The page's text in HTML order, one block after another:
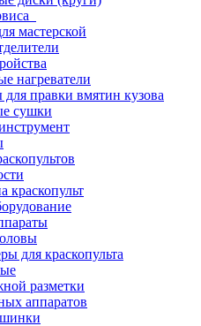
мастерской
нагреватели
правки вмятин кузова
сушки
краскопульт
для краскопульта
разметки
аппаратов